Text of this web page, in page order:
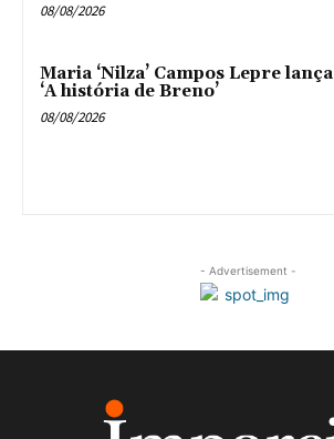
08/08/2026
Maria ‘Nilza’ Campos Lepre lança
‘A história de Breno’
08/08/2026
- Advertisement -